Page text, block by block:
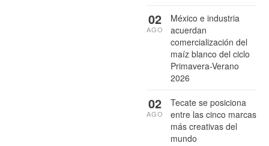
México e industria
acuerdan
comercialización del
maíz blanco del ciclo
Primavera-Verano
2026
02
AGO
Tecate se posiciona
entre las cinco marcas
más creativas del
mundo
02
AGO